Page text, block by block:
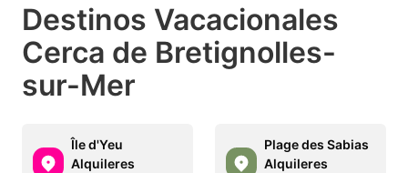
Destinos Vacacionales
Cerca de Bretignolles-
sur-Mer
Île d'Yeu
Alquileres
Plage des Sabias
Alquileres